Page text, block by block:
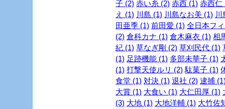
子 (2) 赤い糸 (2) 赤西 (1) 赤西仁
え (1) 川島 (1) 川島なお美 (1)
田亜季 (1) 前田愛 (1) 全日本フ
(2) 倉科カナ (1) 倉木麻衣 (1) 相
紀 (1) 草なぎ剛 (2) 草刈民代 (1)
(1) 足跡機能 (1) 多部未華子 (1)
(1) 打撃天使ルリ (2) 駄菓子 (1)
食堂 (1) 対決 (1) 退社 (2) 逮捕
大賞 (1) 大食い (1) 大仁田厚 (1)
(3) 大地 (1) 大地洋輔 (1) 大竹佐